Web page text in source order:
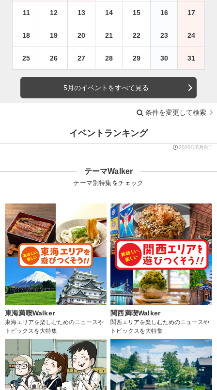
11 12 13 14 15 16 17
18 19 20 21 22 23 24
25 26 27 28 29 30 31
5月のイベントをすべて見る
条件を変更して検索
イベントランキング
2026年8月9日
テーマWalker
テーマ別特集をチェック
東海満喫Walker
東海エリアを楽しむためのニュースや
トピックスを大特集
関西満喫Walker
関西エリアを楽しむためのニュースや
トピックスを大特集